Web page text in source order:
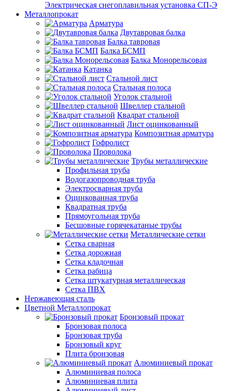
Электрическая снегоплавильная установка СП-Э
Металлопрокат
Арматура
Двутавровая балка
Балка тавровая
Балка БСМП
Балка Монорельсовая
Катанка
Стальной лист
Стальная полоса
Уголок стальной
Швеллер стальной
Квадрат стальной
Лист оцинкованный
Композитная арматура
Гофролист
Проволока
Трубы металлические
Профильная труба
Водогазопроводная труба
Электросварная труба
Оцинкованная труба
Квадратная труба
Прямоугольная труба
Бесшовные горячекатаные трубы
Металлические сетки
Сетка сварная
Сетка дорожная
Сетка кладочная
Сетка рабица
Сетка штукатурная металлическая
Сетка ПВХ
Нержавеющая сталь
Цветной Металлопрокат
Бронзовый прокат
Бронзовая полоса
Бронзовая труба
Бронзовый круг
Плита бронзовая
Алюминиевый прокат
Алюминиевая полоса
Алюминиевая плита